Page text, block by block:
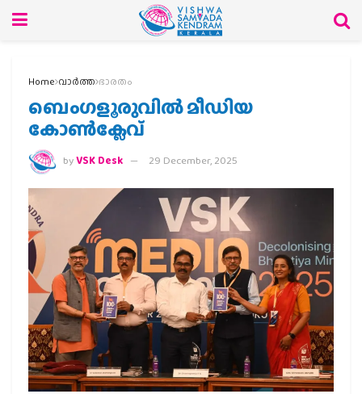
Home വാര്‍ത്ത ഭാരതം
ബെംഗളൂരുവിൽ മീഡിയ
കോൺക്ലേവ്
byVSK Desk 29 December, 2025